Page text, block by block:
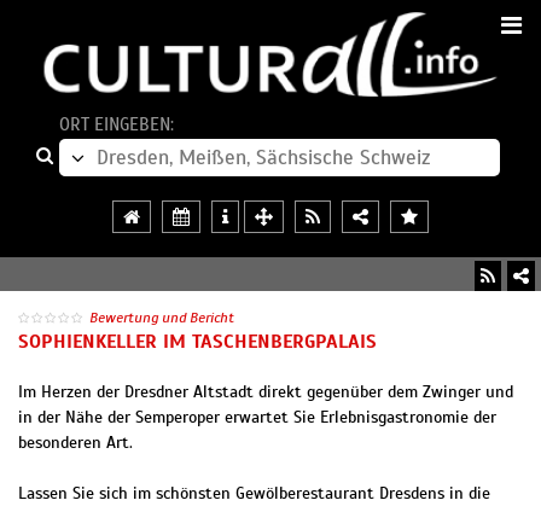
ORT EINGEBEN:
Bewertung und Bericht
SOPHIENKELLER IM TASCHENBERGPALAIS
Im Herzen der Dresdner Altstadt direkt gegenüber dem Zwinger und
in der Nähe der Semperoper erwartet Sie Erlebnisgastronomie der
besonderen Art.
Lassen Sie sich im schönsten Gewölberestaurant Dresdens in die